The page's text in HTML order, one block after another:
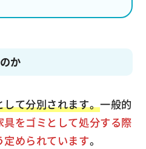
か
て分別されます。一般的
具をゴミとして処分する際
められています。